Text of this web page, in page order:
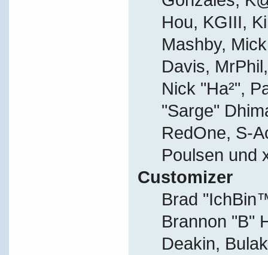
Hou, KGIII,
Mashby,
Davis,
Nick "Ha²",
"Sarge"
RedOne, S-
Poulsen und
Customizer
Brad
Brannon "B"
Deakin,